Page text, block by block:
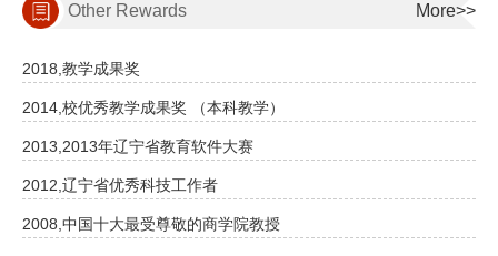
Other Rewards More>>
2018,教学成果奖
2014,校优秀教学成果奖 （本科教学）
2013,2013年辽宁省教育软件大赛
2012,辽宁省优秀科技工作者
2008,中国十大最受尊敬的商学院教授